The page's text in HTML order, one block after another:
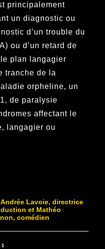
principalement
un diagnostic ou
d’un trouble du
ou d’un retard de
plan langagier
tranche de la
orpheline, un
de paralysie
affectant le
langagier ou
Lavoie, directrice
et Mathéo
comédien
1